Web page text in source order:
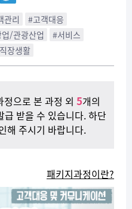
관리
#고객대응
/관광산업
#서비스
장생활
으로 본 과정 외 5개의
받을 수 있습니다. 하단
해 주시기 바랍니다.
패키지과정이란?